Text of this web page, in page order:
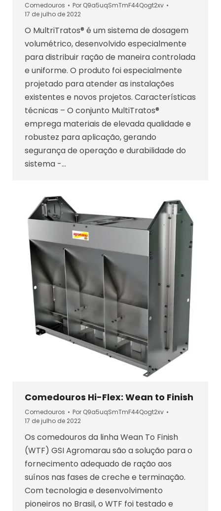
Comedouros Por Q9a5uqSmTmF44Qogt2xv
17 de julho de 2022
O MultriTratos® é um sistema de dosagem
volumétrico, desenvolvido especialmente
para distribuir ração de maneira controlada
e uniforme. O produto foi especialmente
projetado para atender as instalações
existentes e novos projetos. Características
técnicas – O conjunto MultiTratos®
emprega materiais de elevada qualidade e
robustez para aplicação, gerando
segurança de operação e durabilidade do
sistema -…
Comedouros Hi-Flex: Wean to Finish
Comedouros Por Q9a5uqSmTmF44Qogt2xv
17 de julho de 2022
Os comedouros da linha Wean To Finish
(WTF) GSI Agromarau são a solução para o
fornecimento adequado de ração aos
suínos nas fases de creche e terminação.
Com tecnologia e desenvolvimento
pioneiros no Brasil, o WTF foi testado e